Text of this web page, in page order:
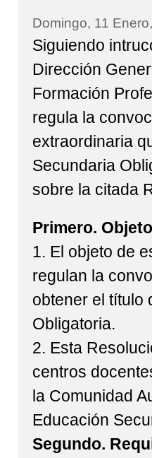
Domingo, 11
Siguiendo
Dirección
Formación
regula la
extraordinaria
Secundaria
sobre la citada
Primero.
1. El objeto de
regulan la
obtener el título
Obligatoria.
2. Esta
centros
la Comunidad
Educación
Segundo.